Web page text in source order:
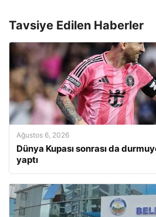
Tavsiye Edilen Haberler
Ağustos 6, 2026
Dünya Kupası sonrası da
yaptı